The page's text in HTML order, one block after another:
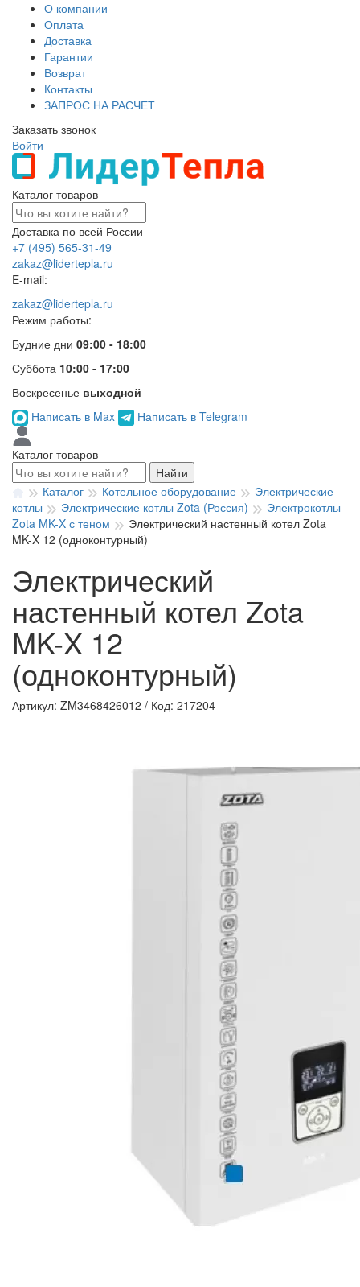
О компании
Оплата
Доставка
Гарантии
Возврат
Контакты
ЗАПРОС НА РАСЧЕТ
Заказать звонок
Войти
Каталог товаров
Доставка по всей России
+7 (495) 565-31-49
zakaz@lidertepla.ru
E-mail:
zakaz@lidertepla.ru
Режим работы:
Будние дни 09:00 - 18:00
Суббота 10:00 - 17:00
Воскресенье выходной
Написать в Max
Написать в Telegram
Каталог товаров
Найти
Каталог
Котельное оборудование
Электрические
котлы
Электрические котлы Zota (Россия)
Электрокотлы
Zota MK-X с теном
Электрический настенный котел Zota
MK-X 12 (одноконтурный)
Электрический
настенный котел Zota
MK-X 12
(одноконтурный)
Артикул: ZM3468426012 / Код: 217204